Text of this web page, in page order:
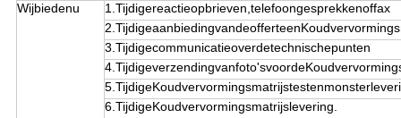
Wijbiedenu
1.Tijdigereactieopbrieven,telefoongesprekkenoffax
3.Tijdigecommunicatieoverdetechnischepunten
6.TijdigeKoudvervormingsmatrijslevering.